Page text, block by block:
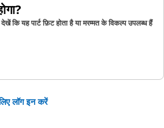
कि यह पार्ट फ़िट होता है या मरम्मत के विकल्प उपलब्ध हैं
लॉग इन करें